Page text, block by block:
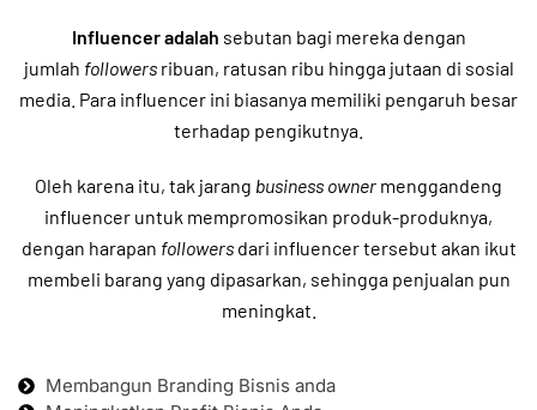
Influencer adalah sebutan bagi mereka dengan
jumlah followers ribuan, ratusan ribu hingga jutaan di sosial
media. Para influencer ini biasanya memiliki pengaruh besar
terhadap pengikutnya.
Oleh karena itu, tak jarang business owner menggandeng
influencer untuk mempromosikan produk-produknya,
dengan harapan followers dari influencer tersebut akan ikut
membeli barang yang dipasarkan, sehingga penjualan pun
meningkat.
Membangun Branding Bisnis anda